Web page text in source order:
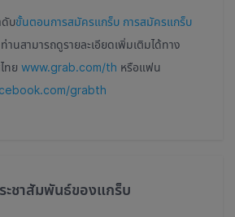
ดับขั้นตอนการสมัครแกร็บ การสมัครแกร็บ
านสามารถดูรายละเอียดเพิ่มเติมได้ทาง
ทย www.grab.com/th หรือแฟน
grabth
ชาสัมพันธ์ของแกร็บ